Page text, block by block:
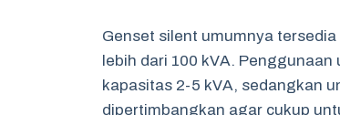
Genset silent umumnya
lebih dari 100 kVA.
kapasitas 2-5 kVA, sedangkan
dipertimbangkan agar cukup